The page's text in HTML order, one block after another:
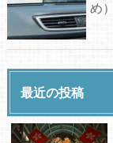
め）
最近の投稿